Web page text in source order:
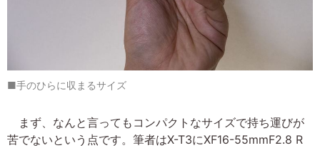
■手のひらに収まるサイズ
まず、なんと言ってもコンパクトなサイズで持ち運びが
苦でないという点です。筆者はX-T3にXF16-55mmF2.8 R